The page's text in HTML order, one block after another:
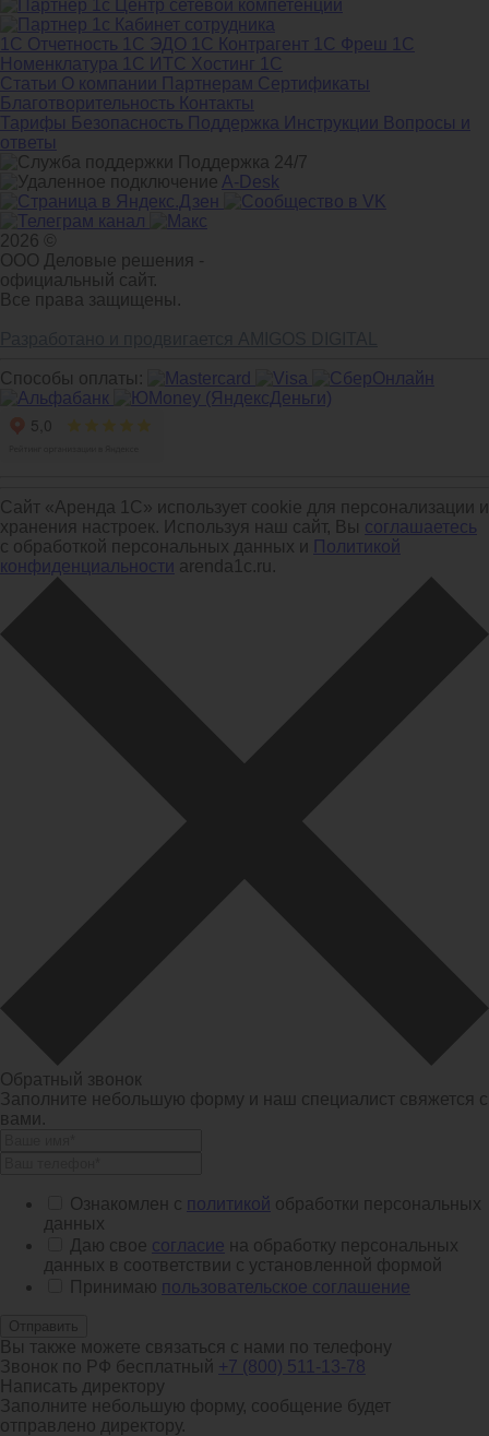
1С Отчетность 1С ЭДО 1С Контрагент 1С Фреш
1С
Номенклатура 1С ИТС Хостинг 1С
Статьи О компании Партнерам Сертификаты
Благотворительность Контакты
Тарифы Безопасность Поддержка Инструкции Вопросы и
ответы
Поддержка 24/7
A-Desk
2026 ©
ООО Деловые решения -
официальный сайт.
Все права защищены.
Способы оплаты:
Сайт «Аренда 1С» использует cookie для персонализации и
хранения настроек. Используя наш сайт, Вы соглашаетесь
с обработкой персональных данных и Политикой
конфиденциальности arenda1c.ru.
Обратный звонок
Заполните небольшую форму и наш специалист свяжется с
вами.
Ознакомлен с политикой обработки персональных
данных
Даю свое согласие на обработку персональных
данных в соответствии с установленной формой
Принимаю пользовательское соглашение
Отправить
Вы также можете связаться с нами по телефону
Звонок по РФ бесплатный +7 (800) 511-13-78
Написать директору
Заполните небольшую форму, сообщение будет
отправлено директору.